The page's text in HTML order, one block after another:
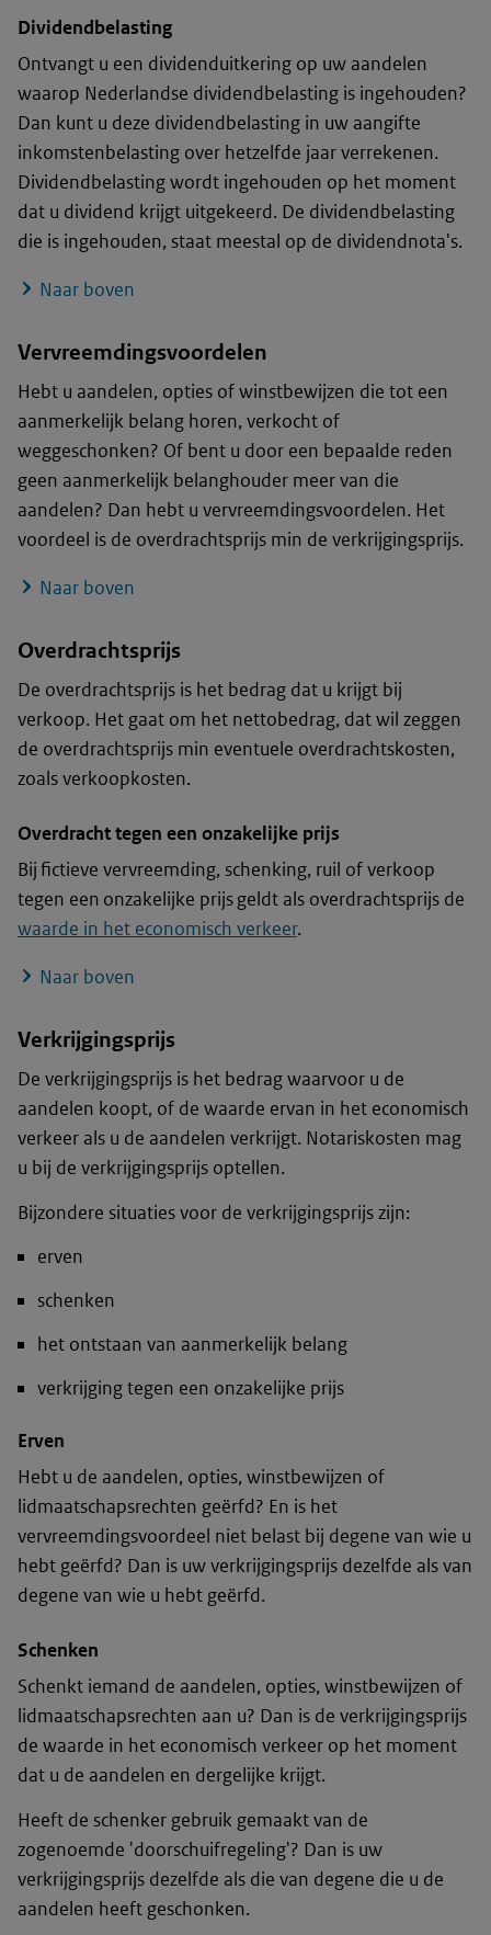
Dividendbelasting
Ontvangt u een dividenduitkering op uw aandelen
waarop Nederlandse dividendbelasting is ingehouden?
Dan kunt u deze dividendbelasting in uw aangifte
inkomstenbelasting over hetzelfde jaar verrekenen.
Dividendbelasting wordt ingehouden op het moment
dat u dividend krijgt uitgekeerd. De dividendbelasting
die is ingehouden, staat meestal op de dividendnota's.
Naar boven
Vervreemdingsvoordelen
Hebt u aandelen, opties of winstbewijzen die tot een
aanmerkelijk belang horen, verkocht of
weggeschonken? Of bent u door een bepaalde reden
geen aanmerkelijk belanghouder meer van die
aandelen? Dan hebt u vervreemdingsvoordelen. Het
voordeel is de overdrachtsprijs min de verkrijgingsprijs.
Naar boven
Overdrachtsprijs
De overdrachtsprijs is het bedrag dat u krijgt bij
verkoop. Het gaat om het nettobedrag, dat wil zeggen
de overdrachtsprijs min eventuele overdrachtskosten,
zoals verkoopkosten.
Overdracht tegen een onzakelijke prijs
Bij fictieve vervreemding, schenking, ruil of verkoop
tegen een onzakelijke prijs geldt als overdrachtsprijs de
waarde in het economisch verkeer.
Naar boven
Verkrijgingsprijs
De verkrijgingsprijs is het bedrag waarvoor u de
aandelen koopt, of de waarde ervan in het economisch
verkeer als u de aandelen verkrijgt. Notariskosten mag
u bij de verkrijgingsprijs optellen.
Bijzondere situaties voor de verkrijgingsprijs zijn:
erven
schenken
het ontstaan van aanmerkelijk belang
verkrijging tegen een onzakelijke prijs
Erven
Hebt u de aandelen, opties, winstbewijzen of
lidmaatschapsrechten geërfd? En is het
vervreemdingsvoordeel niet belast bij degene van wie u
hebt geërfd? Dan is uw verkrijgingsprijs dezelfde als van
degene van wie u hebt geërfd.
Schenken
Schenkt iemand de aandelen, opties, winstbewijzen of
lidmaatschapsrechten aan u? Dan is de verkrijgingsprijs
de waarde in het economisch verkeer op het moment
dat u de aandelen en dergelijke krijgt.
Heeft de schenker gebruik gemaakt van de
zogenoemde 'doorschuifregeling'? Dan is uw
verkrijgingsprijs dezelfde als die van degene die u de
aandelen heeft geschonken.